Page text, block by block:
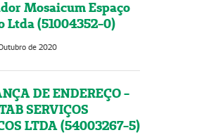
Mosaicum Espaço
Ltda (51004352-0)
de 2020
DE ENDEREÇO -
SERVIÇOS
LTDA (54003267-5)